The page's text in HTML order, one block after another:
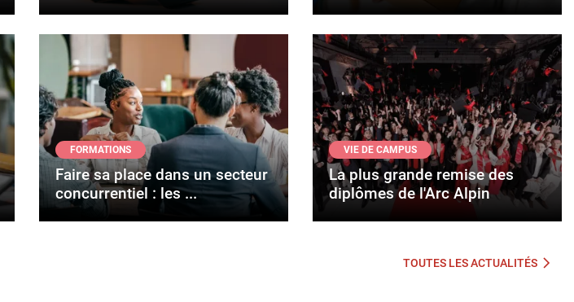
FORMATIONS
Faire sa place dans un secteur
concurrentiel : les ...
VIE DE CAMPUS
La plus grande remise des
diplômes de l'Arc Alpin
TOUTES LES ACTUALITÉS